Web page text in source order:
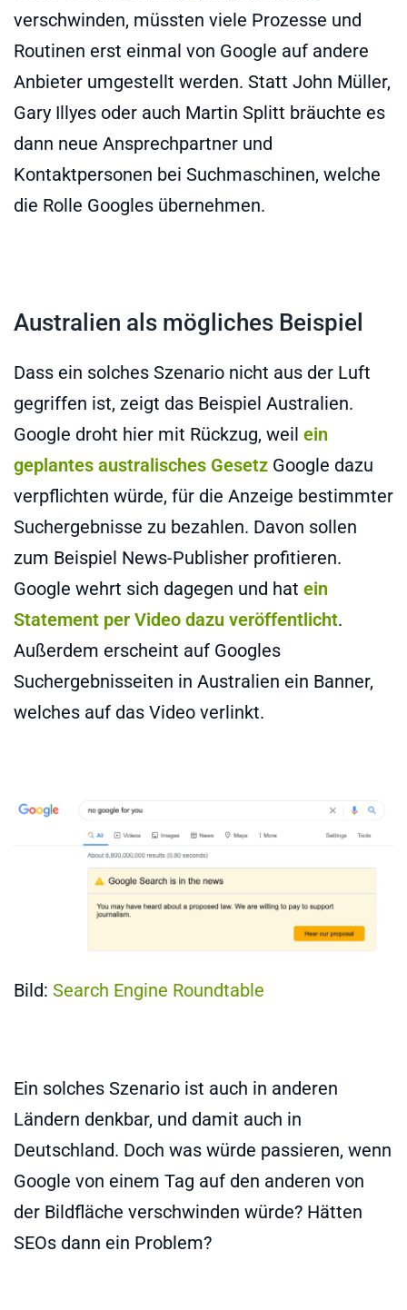
verschwinden, müssten viele Prozesse und
Routinen erst einmal von Google auf andere
Anbieter umgestellt werden. Statt John Müller,
Gary Illyes oder auch Martin Splitt bräuchte es
dann neue Ansprechpartner und
Kontaktpersonen bei Suchmaschinen, welche
die Rolle Googles übernehmen.
Australien als mögliches Beispiel
Dass ein solches Szenario nicht aus der Luft
gegriffen ist, zeigt das Beispiel Australien.
Google droht hier mit Rückzug, weil ein
geplantes australisches Gesetz Google dazu
verpflichten würde, für die Anzeige bestimmter
Suchergebnisse zu bezahlen. Davon sollen
zum Beispiel News-Publisher profitieren.
Google wehrt sich dagegen und hat ein
Statement per Video dazu veröffentlicht.
Außerdem erscheint auf Googles
Suchergebnisseiten in Australien ein Banner,
welches auf das Video verlinkt.
Bild: Search Engine Roundtable
Ein solches Szenario ist auch in anderen
Ländern denkbar, und damit auch in
Deutschland. Doch was würde passieren, wenn
Google von einem Tag auf den anderen von
der Bildfläche verschwinden würde? Hätten
SEOs dann ein Problem?